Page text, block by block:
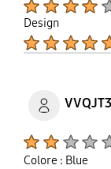
Design
Colore : Blue